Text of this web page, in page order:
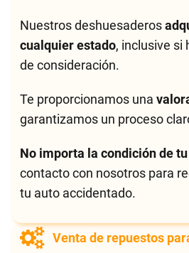
Nuestros deshuesaderos
cualquier estado, inclusive si
de consideración.
Te proporcionamos una
garantizamos un proceso
No importa la condición de
contacto con nosotros para
tu auto accidentado.
Venta de repuestos